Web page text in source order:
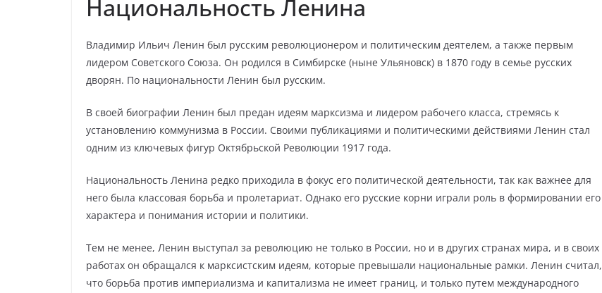
Национальность Ленина
Владимир Ильич Ленин был русским революционером и политическим деятелем, а также первым
лидером Советского Союза. Он родился в Симбирске (ныне Ульяновск) в 1870 году в семье русских
дворян. По национальности Ленин был русским.
В своей биографии Ленин был предан идеям марксизма и лидером рабочего класса, стремясь к
установлению коммунизма в России. Своими публикациями и политическими действиями Ленин стал
одним из ключевых фигур Октябрьской Революции 1917 года.
Национальность Ленина редко приходила в фокус его политической деятельности, так как важнее для
него была классовая борьба и пролетариат. Однако его русские корни играли роль в формировании его
характера и понимания истории и политики.
Тем не менее, Ленин выступал за революцию не только в России, но и в других странах мира, и в своих
работах он обращался к марксистским идеям, которые превышали национальные рамки. Ленин считал,
что борьба против империализма и капитализма не имеет границ, и только путем международного